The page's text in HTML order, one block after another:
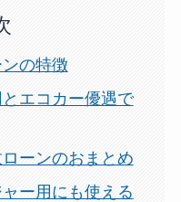
の特徴
エコカー優遇で
ーンのおまとめ
ー用にも使える